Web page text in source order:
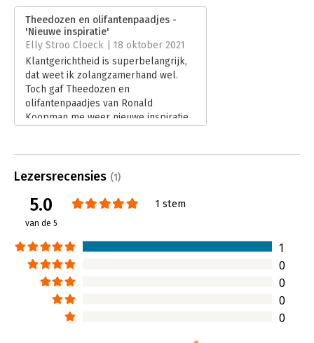
Verschijningsdatum:
Hoofdrubriek: Marketing
Theedozen en olifantenpaadjes -
'Nieuwe inspiratie'
Elly Stroo Cloeck | 18 oktober 2021
Klantgerichtheid is superbelangrijk,
dat weet ik zolangzamerhand wel.
Toch gaf Theedozen en
olifantenpaadjes van Ronald
Koopman me weer nieuwe inspiratie
Lezersrecensies (1)
5.0
van de 5
1 stem
1
0
0
0
0